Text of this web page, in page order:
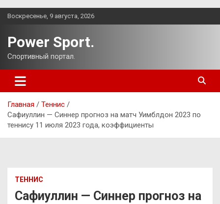
Перейти
Воскресенье, 9 августа, 2026
Power Sport.
Спортивный портал.
Главная
Теннис
Сафиуллин — Синнер прогноз на матч Уимблдон 2023 по
теннису 11 июля 2023 года, коэффициенты
ТЕННИС
Сафиуллин — Синнер прогноз на